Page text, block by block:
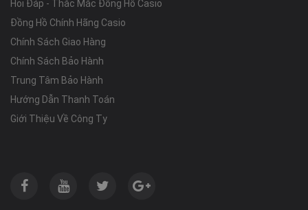
Hỏi Đáp - Thắc Mắc Đồng Hồ Casio
Đồng Hồ Chính Hãng Casio
Chính Sách Giao Hàng
Chính Sách Bảo Hành
Trung Tâm Bảo Hành
Hướng Dẫn Thanh Toán
Giới Thiệu Về Công Ty